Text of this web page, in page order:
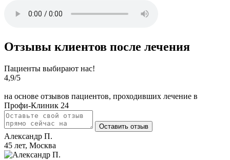
Отзывы клиентов после лечения
Пациенты выбирают нас!
4,9/5
на основе отзывов пациентов, проходивших лечение в
Профи-Клиник 24
Оставить отзыв
Александр П.
45 лет, Москва